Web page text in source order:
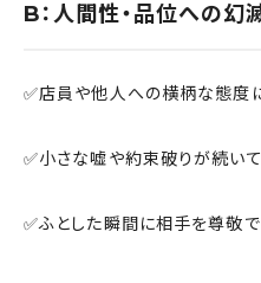
B：人間性・品位への幻
✅店員や他人への横柄な態度
✅小さな嘘や約束破りが続い
✅ふとした瞬間に相手を尊敬